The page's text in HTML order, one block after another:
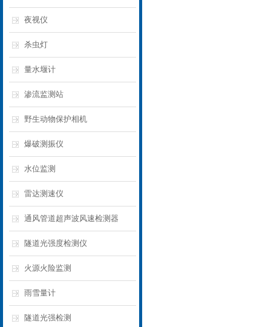
夜视仪
杀虫灯
量水堰计
渗流监测站
野生动物保护相机
爆破测振仪
水位监测
雷达测速仪
通风管道超声波风速检测器
隧道光强度检测仪
火源火险监测
雨雪量计
隧道光强检测